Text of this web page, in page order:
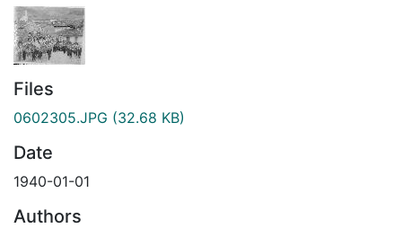
Files
0602305.JPG (32.68 KB)
Date
1940-01-01
Authors